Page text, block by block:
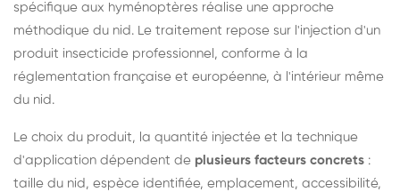
spécifique aux hyménoptères réalise une approche
méthodique du nid. Le traitement repose sur l'injection d'un
produit insecticide professionnel, conforme à la
réglementation française et européenne, à l'intérieur même
du nid.
Le choix du produit, la quantité injectée et la technique
d'application dépendent de plusieurs facteurs concrets :
taille du nid, espèce identifiée, emplacement, accessibilité,